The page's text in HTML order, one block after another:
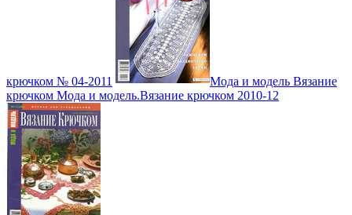
крючком № 04-2011
Мода и модель Вязание
крючком Мода и модель.Вязание крючком 2010-12